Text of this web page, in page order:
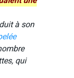
à son
qui